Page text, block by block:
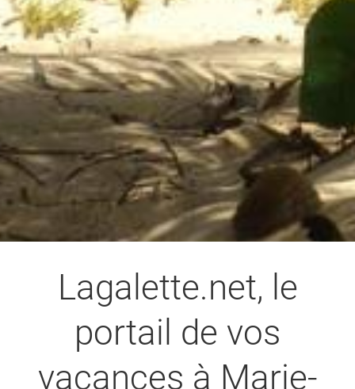
Lagalette.net, le
portail de vos
vacances à Marie-